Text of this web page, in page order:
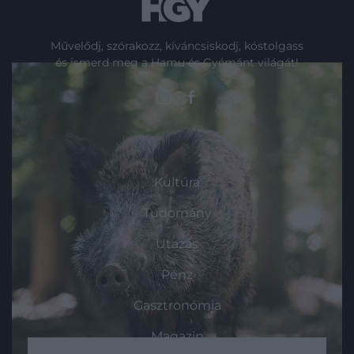
Művelődj, szórakozz, kíváncsiskodj, kóstolgass
és ismerd meg a Hamu és Gyémánt világát!
ROVATOK
Kultúra
Tudomány
Utazás
Pénz
Gasztronómia
Magazin